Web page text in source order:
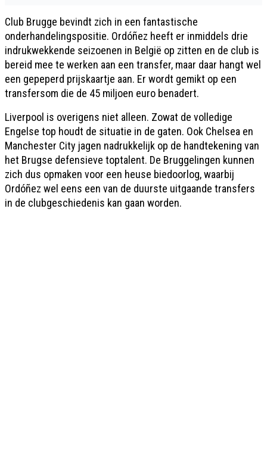
Club Brugge bevindt zich in een fantastische
onderhandelingspositie. Ordóñez heeft er inmiddels drie
indrukwekkende seizoenen in België op zitten en de club is
bereid mee te werken aan een transfer, maar daar hangt wel
een gepeperd prijskaartje aan. Er wordt gemikt op een
transfersom die de 45 miljoen euro benadert.
Liverpool is overigens niet alleen. Zowat de volledige
Engelse top houdt de situatie in de gaten. Ook Chelsea en
Manchester City jagen nadrukkelijk op de handtekening van
het Brugse defensieve toptalent. De Bruggelingen kunnen
zich dus opmaken voor een heuse biedoorlog, waarbij
Ordóñez wel eens een van de duurste uitgaande transfers
in de clubgeschiedenis kan gaan worden.